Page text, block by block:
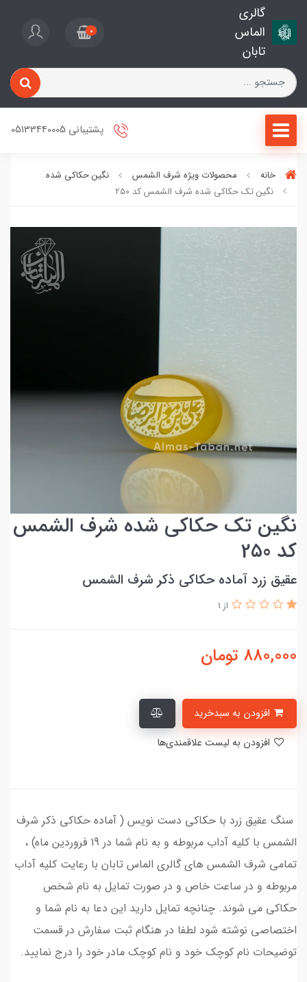
گالری
الماس
تابان
0
پشتیبانی 05133440005
خانه محصولات ویژه شرف الشمس
نگین حکاکی شده
نگین تک حکاکی شده شرف الشمس کد 2۵0
نگین تک حکاکی شده شرف الشمس
کد 2۵0
عقیق زرد آماده حکاکی ذکر شرف الشمس
از 1
880,000 تومان
سنگ عقیق زرد با حکاکی دست نویس ( آماده حکاکی ذکر شرف
الشمس با کلیه آداب مربوطه و به نام شما در 19 فروردین ماه) ،
تمامی شرف الشمس های گالری الماس تابان با رعایت کلیه آداب
مربوطه و در ساعت خاص و در صورت تمایل به نام شخص
حکاکی می شوند. چنانچه تمایل دارید این دعا به نام شما و
اختصاصی نوشته شود لطفا در هنگام ثبت سفارش در قسمت
توضیحات نام کوچک خود و نام کوچک مادر خود را درج نمایید.